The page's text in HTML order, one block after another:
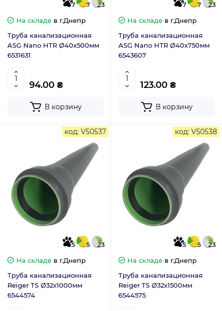
7 7
23
На складе в г.Днепр
Труба канализационная
ASG Nano HTR Ø40х500мм
6531631
94.00 ₴
В корзину
7 7
23
На складе в г.Днепр
Труба канализационная
ASG Nano HTR Ø40х750мм
6543607
123.00 ₴
В корзину
код: V50537
5 5
23
На складе в г.Днепр
Труба канализационная
Reiger TS Ø32х1000мм
6544574
код: V50538
5 5
23
На складе в г.Днепр
Труба канализационная
Reiger TS Ø32х1500мм
6544575